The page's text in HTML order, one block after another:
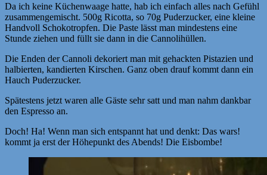
Da ich keine Küchenwaage hatte, hab ich einfach alles nach Gefühl
zusammengemischt. 500g Ricotta, so 70g Puderzucker, eine kleine
Handvoll Schokotropfen. Die Paste lässt man mindestens eine
Stunde ziehen und füllt sie dann in die Cannolihüllen.
Die Enden der Cannoli dekoriert man mit gehackten Pistazien und
halbierten, kandierten Kirschen. Ganz oben drauf kommt dann ein
Hauch Puderzucker.
Spätestens jetzt waren alle Gäste sehr satt und man nahm dankbar
den Espresso an.
Doch! Ha! Wenn man sich entspannt hat und denkt: Das wars!
kommt ja erst der Höhepunkt des Abends! Die Eisbombe!